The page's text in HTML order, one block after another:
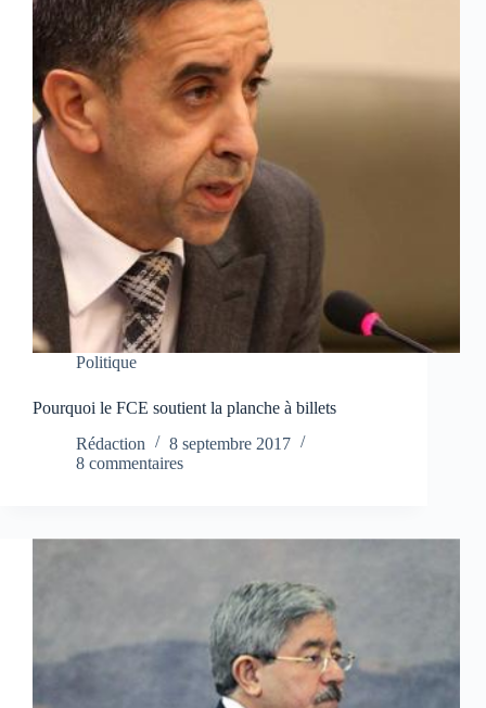
Politique
Pourquoi le FCE soutient la planche à billets
Rédaction
8 septembre 2017
8 commentaires